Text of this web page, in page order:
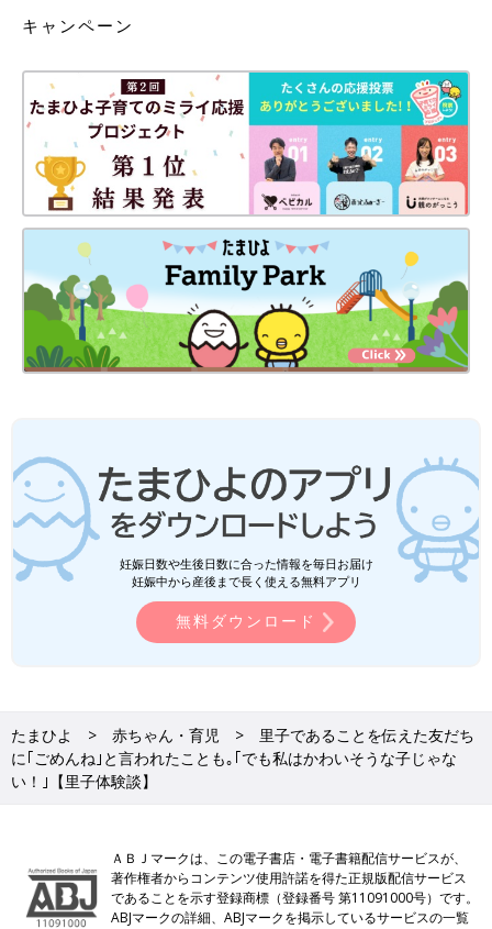
キャンペーン
妊娠日数や生後日数に合った情報を毎日お届け
妊娠中から産後まで長く使える無料アプリ
無料ダウンロード
たまひよ 赤ちゃん・育児
里子であることを伝えた友だち
に｢ごめんね｣と言われたことも｡｢でも私はかわいそうな子じゃな
い！｣【里子体験談】
ＡＢＪマークは、この電子書店・電子書籍配信サービスが、
著作権者からコンテンツ使用許諾を得た正規版配信サービス
であることを示す登録商標（登録番号 第11091000号）です。
ABJマークの詳細、ABJマークを掲示しているサービスの一覧